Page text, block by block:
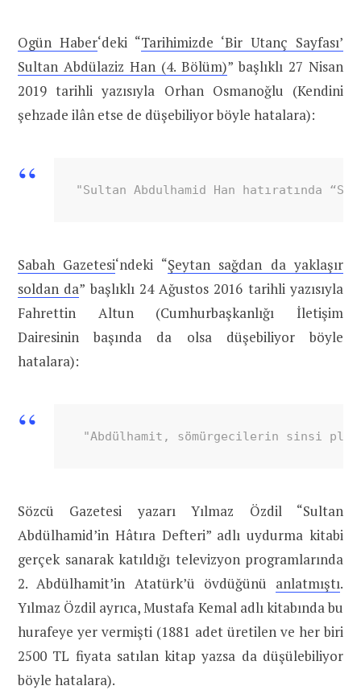
Ogün Haber‘deki “Tarihimizde ‘Bir Utanç Sayfası’
Sultan Abdülaziz Han (4. Bölüm)” başlıklı 27 Nisan
2019 tarihli yazısıyla Orhan Osmanoğlu (Kendini
şehzade ilân etse de düşebiliyor böyle hatalara):
"Sultan Abdulhamid Han hatıratında
Sabah Gazetesi‘ndeki “Şeytan sağdan da yaklaşır
soldan da” başlıklı 24 Ağustos 2016 tarihli yazısıyla
Fahrettin Altun (Cumhurbaşkanlığı İletişim
Dairesinin başında da olsa düşebiliyor böyle
hatalara):
"Abdülhamit, sömürgecilerin sinsi
Sözcü Gazetesi yazarı Yılmaz Özdil “Sultan
Abdülhamid’in Hâtıra Defteri” adlı uydurma kitabi
gerçek sanarak katıldığı televizyon programlarında
2. Abdülhamit’in Atatürk’ü övdüğünü anlatmıştı.
Yılmaz Özdil ayrıca, Mustafa Kemal adlı kitabında bu
hurafeye yer vermişti (1881 adet üretilen ve her biri
2500 TL fiyata satılan kitap yazsa da düşülebiliyor
böyle hatalara).